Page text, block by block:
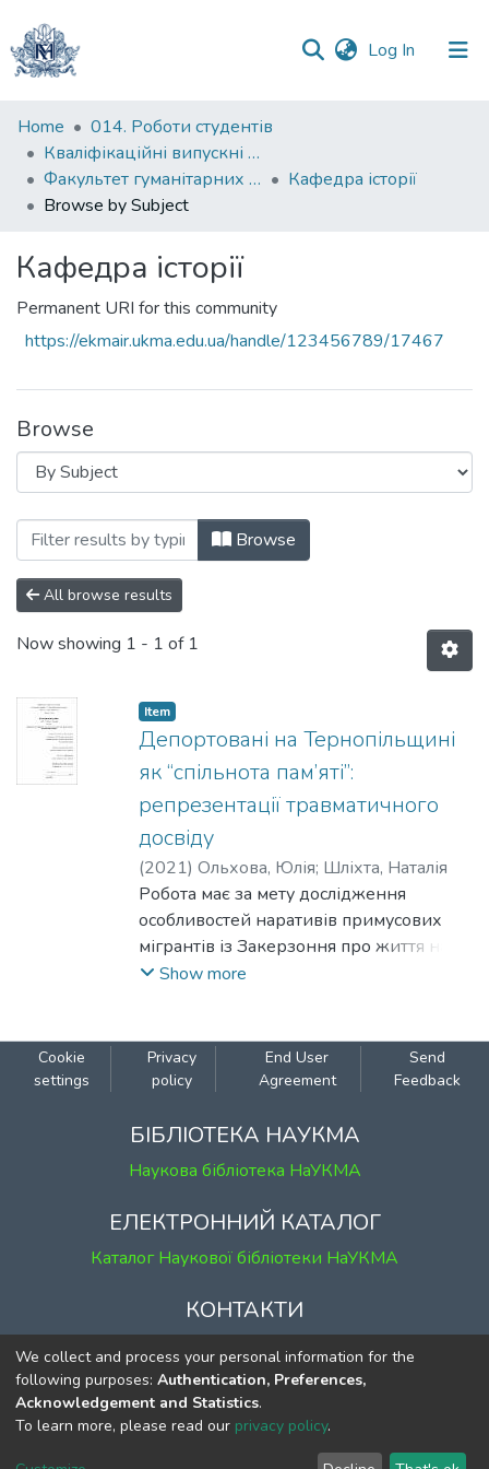
Log In (current)
Communities
&
Collections
All of DSpace
Home
014. Роботи студентів
Кваліфікаційні випускні роботи здобувачів вищої освіти бакалаврських програм
Факультет гуманітарних наук
Кафедра історії
Browse by Subject
Кафедра історії
Permanent URI for this community
https://ekmair.ukma.edu.ua/handle/123456789/17467
Browse
Browsing Кафедра історії by Subject
Browse
All browse results
Now showing 1 - 1 of 1
Item
Депортовані на Тернопільщині
як “спільнота пам’яті”:
репрезентації травматичного
досвіду
(2021) Ольхова, Юлія; Шліхта, Наталія
Робота має за мету дослідження
особливостей наративів примусових
мігрантів із Закерзоння про життя на
етнічних теренах, депортацію та
досягнення мети в роботі
схарактеризований контекст
визначено патерни "пригадування" про
"офіційний переселенський наратив",
творений суспільно-культурними
об’єднаннями переселенців. Усі
висновки базовані на комплексному
також опублікованої та неопублікованої
документації. У роботі також
простежено процес творення "місць
пам’яті" переселенськими об’єднаннями
та проаналізовано комеморативні
Show more
Cookie
settings
Privacy
policy
End User
Agreement
Send
Feedback
БІБЛІОТЕКА НАУКМА
Наукова бібліотека НаУКМА
ЕЛЕКТРОННИЙ КАТАЛОГ
Каталог Наукової бібліотеки НаУКМА
КОНТАКТИ
м. Київ, вул. Григорія Сковороди, 2
к. 1, к. 120
тел. (044) 463-69-31
ekmair@ukma.edu.ua
We collect and process your personal information for the
following purposes: Authentication, Preferences,
Acknowledgement and Statistics.
To learn more, please read our privacy policy.